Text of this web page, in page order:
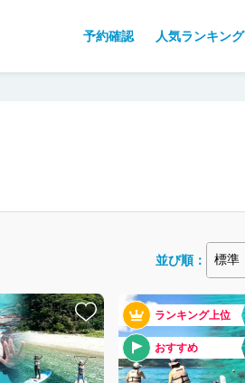
予約確認 人気ランキング
並び順：
ランキング上位
おすすめ